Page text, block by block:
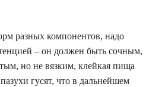
разных компонентов, надо
– он должен быть сочным,
но не вязким, клейкая пища
гусят, что в дальнейшем